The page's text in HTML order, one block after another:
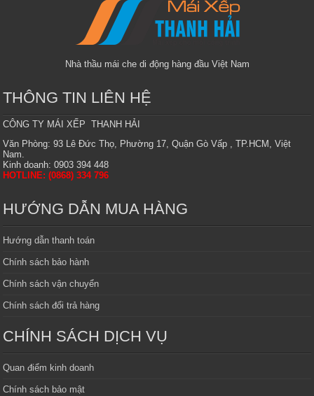
Nhà thầu mái che di động hàng đầu Việt Nam
THÔNG TIN LIÊN HỆ
CÔNG TY MÁI XẾP THANH HẢI
Văn Phòng: 93 Lê Đức Thọ, Phường 17, Quận Gò Vấp , TP.HCM, Việt
Nam.
Kinh doanh: 0903 394 448
HOTLINE: (0868) 334 796
HƯỚNG DẪN MUA HÀNG
Hướng dẫn thanh toán
Chính sách bảo hành
Chính sách vận chuyển
Chính sách đổi trả hàng
CHÍNH SÁCH DỊCH VỤ
Quan điểm kinh doanh
Chính sách bảo mật